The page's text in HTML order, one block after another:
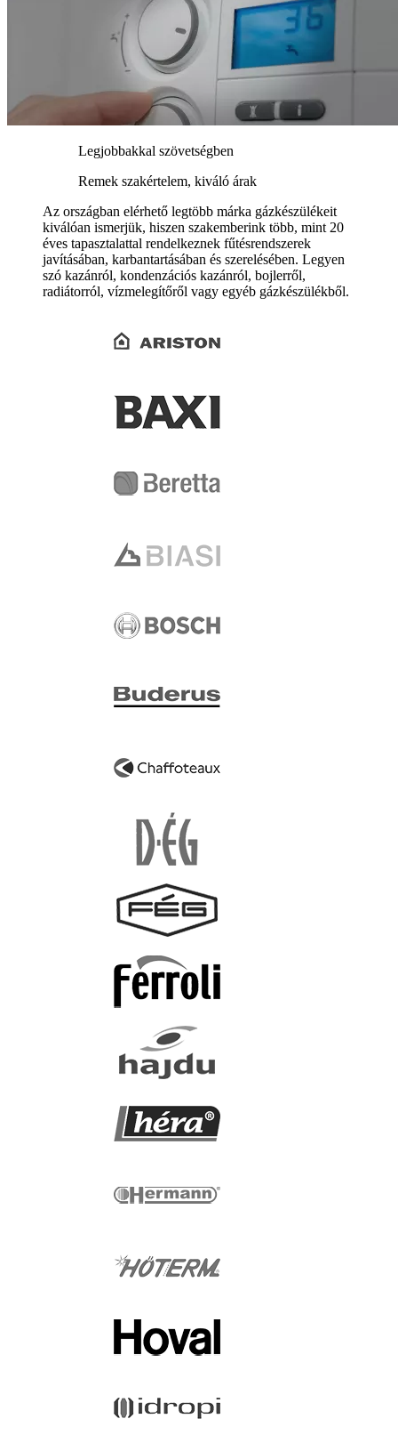
Legjobbakkal szövetségben
Remek szakértelem, kiváló árak
Az országban elérhető legtöbb márka gázkészülékeit
kiválóan ismerjük, hiszen szakemberink több, mint 20
éves tapasztalattal rendelkeznek fűtésrendszerek
javításában, karbantartásában és szerelésében. Legyen
szó kazánról, kondenzációs kazánról, bojlerről,
radiátorról, vízmelegítőről vagy egyéb gázkészülékből.